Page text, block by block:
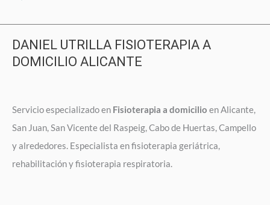
DANIEL UTRILLA FISIOTERAPIA A
DOMICILIO ALICANTE
Servicio especializado en Fisioterapia a domicilio en Alicante,
San Juan, San Vicente del Raspeig, Cabo de Huertas, Campello
y alrededores. Especialista en fisioterapia geriátrica,
rehabilitación y fisioterapia respiratoria.